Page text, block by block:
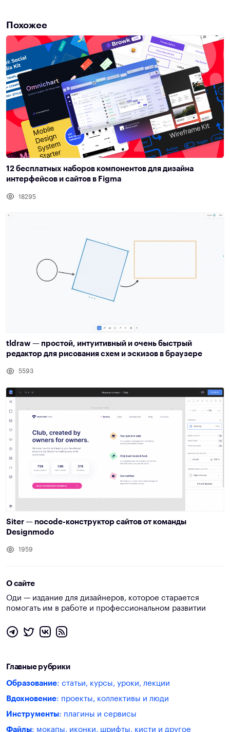
Похожее
12 бесплатных наборов компонентов для дизайна
интерфейсов и сайтов в Figma
18295
tldraw — простой, интуитивный и очень быстрый
редактор для рисования схем и эскизов в браузере
5593
Siter — nocode-конструктор сайтов от команды
Designmodo
1959
О сайте
Оди — издание для дизайнеров, которое старается
помогать им в работе и профессиональном развитии
Главные рубрики
Образование: статьи, курсы, уроки, лекции
Вдохновение: проекты, коллективы и люди
Инструменты: плагины и сервисы
Файлы: мокапы, иконки, шрифты, кисти и другое